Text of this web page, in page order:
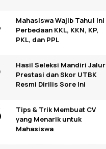
Mahasiswa Wajib Tahu! Ini
Perbedaan KKL, KKN, KP,
PKL, dan PPL
Hasil Seleksi Mandiri Jalur
Prestasi dan Skor UTBK
Resmi Dirilis Sore Ini
Tips & Trik Membuat CV
yang Menarik untuk
Mahasiswa